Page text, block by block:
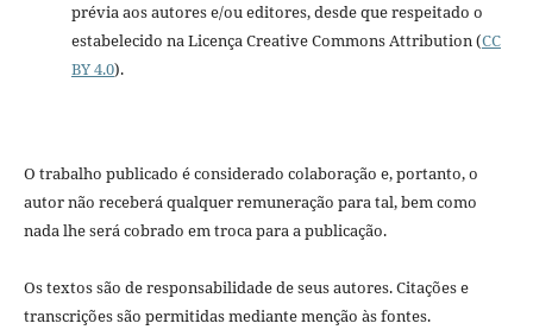
prévia aos autores e/ou editores, desde que respeitado o
estabelecido na Licença Creative Commons Attribution (CC
BY 4.0).
O trabalho publicado é considerado colaboração e, portanto, o
autor não receberá qualquer remuneração para tal, bem como
nada lhe será cobrado em troca para a publicação.
Os textos são de responsabilidade de seus autores. Citações e
transcrições são permitidas mediante menção às fontes.